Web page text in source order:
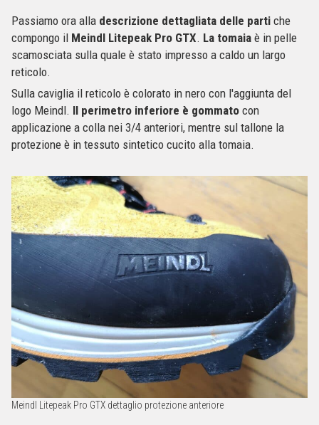
Passiamo ora alla descrizione dettagliata delle parti che
compongo il Meindl Litepeak Pro GTX. La tomaia è in pelle
scamosciata sulla quale è stato impresso a caldo un largo
reticolo.
Sulla caviglia il reticolo è colorato in nero con l'aggiunta del
logo Meindl. Il perimetro inferiore è gommato con
applicazione a colla nei 3/4 anteriori, mentre sul tallone la
protezione è in tessuto sintetico cucito alla tomaia.
Meindl Litepeak Pro GTX dettaglio protezione anteriore